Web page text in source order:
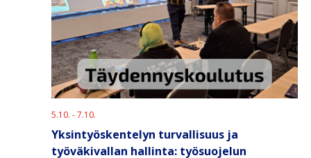
Yksintyöskentelyn turvallisuus ja
työväkivallan hallinta: työsuojelun
5.10. -7.10.